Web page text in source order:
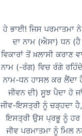
ਹੇ ਭਾਈ! ਜਿਸ ਪਰਮਾਤਮਾ
ਦਾ ਨਾਮ (ਐਸਾ) ਧਨ
ਵਿਕਾਰਾਂ ਤੋਂ ਖ਼ਲਾਸੀ ਕਰਾਣ
ਨਾਮ (-ਰੰਗ) ਵਿਚ ਰੰਗੇ
ਨਾਮ-ਧਨ ਹਾਸਲ ਕਰ
ਜੀਵਨ ਦੀ) ਸੂਝ ਪੈਦਾ ਹੋ
ਜੀਵ-ਇਸਤ੍ਰੀ ਨੂੰ ਚੜ੍ਹਦਾ
ਇਸਤ੍ਰੀ ਉਸ ਪ੍ਰਭੂ ਨੂੰ ਹਰ
ਜੀਵ ਪਰਮਾਤਮਾ ਨੂੰ